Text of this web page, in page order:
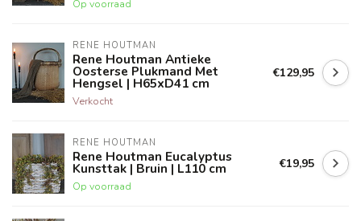
Op voorraad
RENE HOUTMAN
Rene Houtman Antieke
Oosterse Plukmand Met
Hengsel | H65xD41 cm
Verkocht
€129,95
RENE HOUTMAN
Rene Houtman Eucalyptus
Kunsttak | Bruin | L110 cm
Op voorraad
€19,95